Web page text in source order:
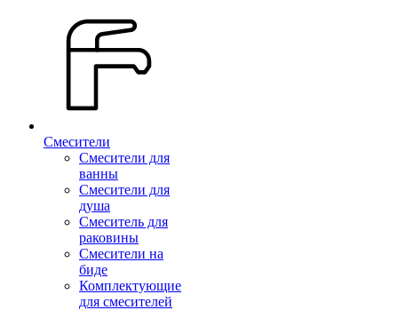
Смесители
Смесители для
ванны
Смесители для
душа
Смеситель для
раковины
Смесители на
биде
Комплектующие
для смесителей